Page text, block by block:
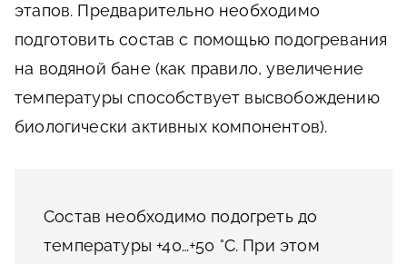
этапов. Предварительно необходимо
подготовить состав с помощью подогревания
на водяной бане (как правило, увеличение
температуры способствует высвобождению
биологически активных компонентов).
Состав необходимо подогреть до
температуры +40…+50 °С. При этом